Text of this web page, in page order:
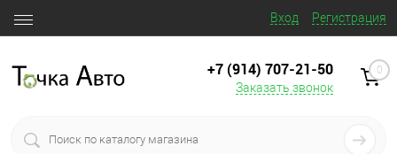
Вход Регистрация
+7 (914) 707‒21‒50
Заказать звонок
0